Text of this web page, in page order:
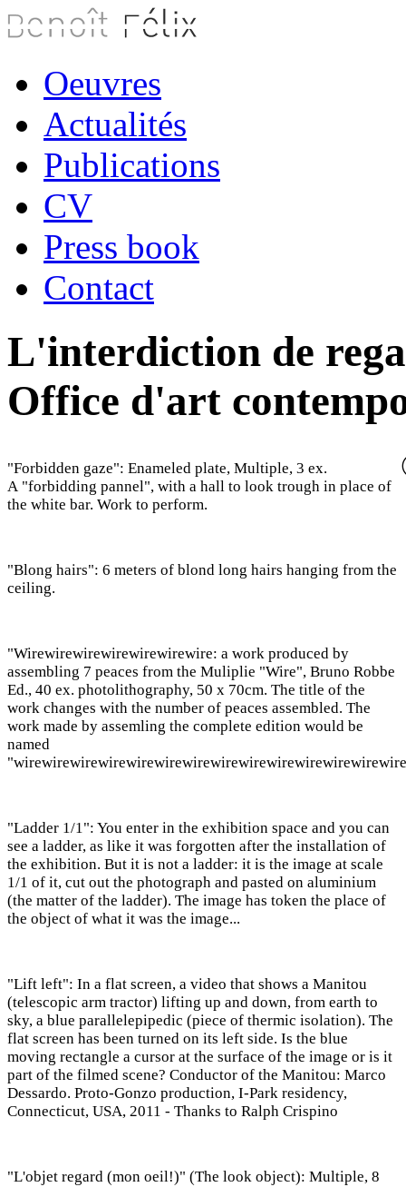
Oeuvres
Actualités
Publications
CV
Press book
Contact
L'interdiction de
Office d'art
"Forbidden gaze": Enameled plate, Multiple, 3 ex.
A "forbidding pannel", with a hall to look trough in place of
the white bar. Work to perform.
"Blong hairs": 6 meters of blond long hairs hanging from the
ceiling.
"Wirewirewirewirewirewirewire: a work produced by
assembling 7 peaces from the Muliplie "Wire", Bruno Robbe
Ed., 40 ex. photolithography, 50 x 70cm. The title of the
work changes with the number of peaces assembled. The
work made by assemling the complete edition would be
named
"Ladder 1/1": You enter in the exhibition space and you can
see a ladder, as like it was forgotten after the installation of
the exhibition. But it is not a ladder: it is the image at scale
1/1 of it, cut out the photograph and pasted on aluminium
(the matter of the ladder). The image has token the place of
the object of what it was the image...
"Lift left": In a flat screen, a video that shows a Manitou
(telescopic arm tractor) lifting up and down, from earth to
sky, a blue parallelepipedic (piece of thermic isolation). The
flat screen has been turned on its left side. Is the blue
moving rectangle a cursor at the surface of the image or is it
part of the filmed scene? Conductor of the Manitou: Marco
Dessardo. Proto-Gonzo production, I-Park residency,
Connecticut, USA, 2011 - Thanks to Ralph Crispino
"L'objet regard (mon oeil!)" (The look object): Multiple, 8